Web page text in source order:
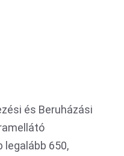
és Beruházási
legalább 650,